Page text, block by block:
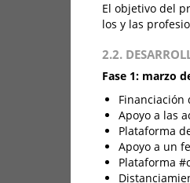
El objetivo del
los y las
2.2.
Fase 1: marzo
Apoyo a las
Plataforma
Apoyo a un
Plataforma